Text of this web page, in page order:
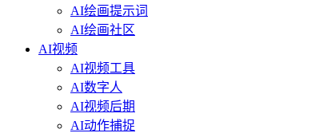
AI绘画提示词
AI绘画社区
AI视频
AI视频工具
AI数字人
AI视频后期
AI动作捕捉